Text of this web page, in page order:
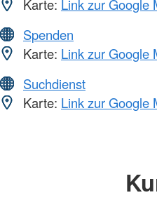
Karte: Link zur Google
Spenden
Karte: Link zur Google
Suchdienst
Karte: Link zur Google